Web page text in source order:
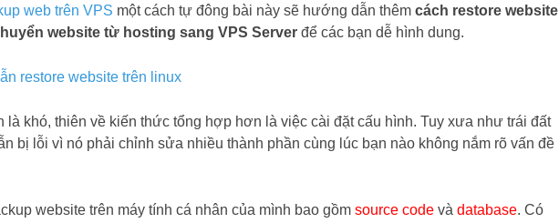
web trên VPS một cách tự đông bài này sẽ hướng dẫn thêm cách restore website
website từ hosting sang VPS Server để các bạn dễ hình dung.
là khó, thiên về kiến thức tổng hợp hơn là việc cài đặt cấu hình. Tuy xưa như trái đất
bị lỗi vì nó phải chỉnh sửa nhiều thành phần cùng lúc bạn nào không nắm rõ vấn đề
website trên máy tính cá nhân của mình bao gồm source code và database. Có